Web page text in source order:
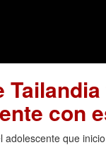
con
que